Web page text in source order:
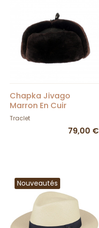
Chapka Jivago
Marron En Cuir
Véritable Avec
Traclet
79,00 €
Nouveautés